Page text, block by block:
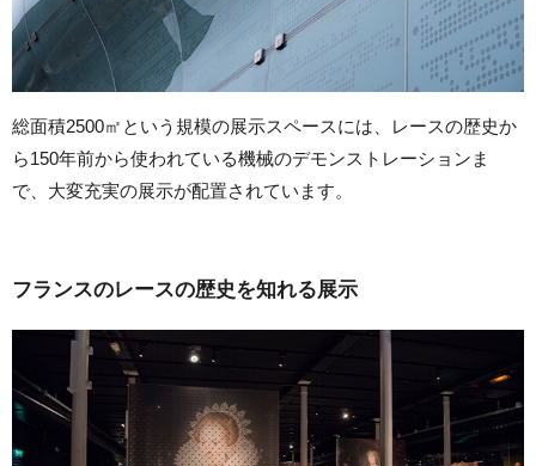
総面積2500㎡という規模の展示スペースには、レースの歴史か
ら150年前から使われている機械のデモンストレーションま
で、大変充実の展示が配置されています。
フランスのレースの歴史を知れる展示